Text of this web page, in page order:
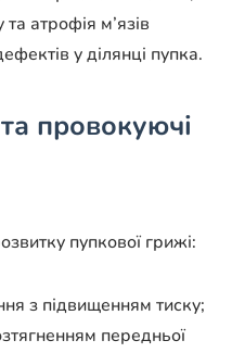
атрофія м’язів
у ділянці пупка.
провокуючі
пупкової грижі:
з підвищенням тиску;
передньої